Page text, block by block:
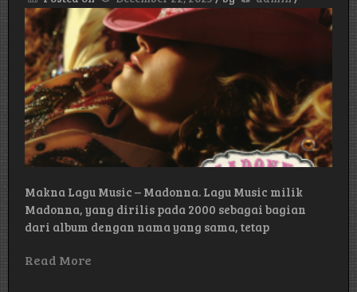
Spears
Makna Lagu Music – Madonna. Lagu Music milik
Madonna, yang dirilis pada 2000 sebagai bagian
dari album dengan nama yang sama, tetap
Read More